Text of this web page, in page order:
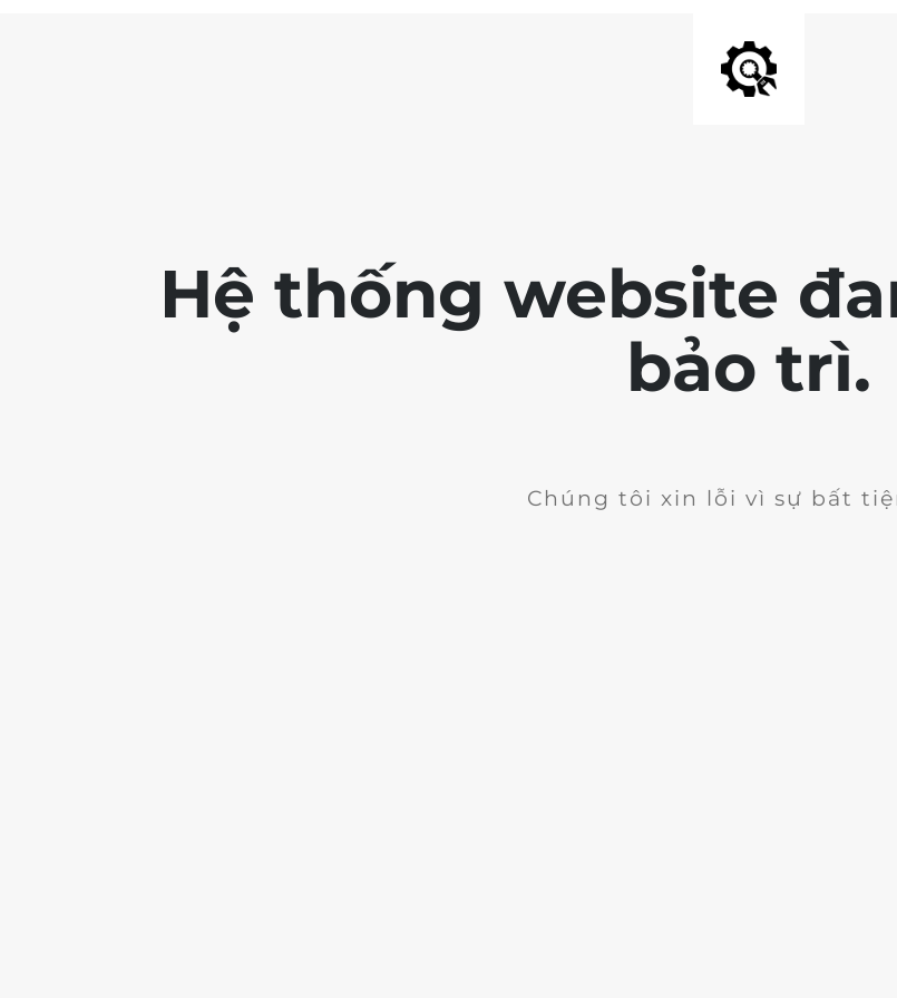
Hệ thống website
bảo trì.
Chúng tôi xin lỗi vì sự bất